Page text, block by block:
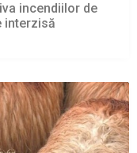
incendiilor de
interzisă